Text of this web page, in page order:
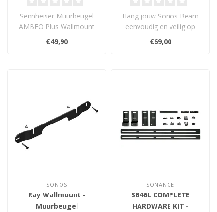
Sennheiser Muurbeugel
AMBEO Plus Wallmount
geschikt voor de AMBEO
Plus...
€49,90
Hang jouw Sonos Beam
eenvoudig en veilig op
met de speciaal
ontworpen muurbeugel..
€69,00
SONOS
Ray Wallmount -
Muurbeugel
SONANCE
SB46L COMPLETE
HARDWARE KIT -